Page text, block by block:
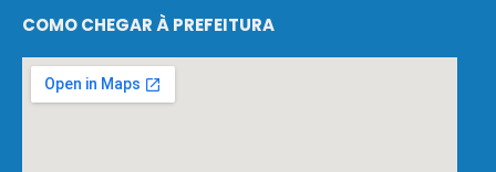
COMO CHEGAR À PREFEITURA